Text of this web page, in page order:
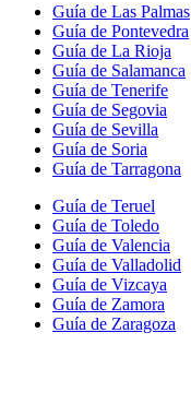
Guía de Las Palmas
Guía de Pontevedra
Guía de La Rioja
Guía de Salamanca
Guía de Tenerife
Guía de Segovia
Guía de Sevilla
Guía de Soria
Guía de Tarragona
Guía de Teruel
Guía de Toledo
Guía de Valencia
Guía de Valladolid
Guía de Vizcaya
Guía de Zamora
Guía de Zaragoza